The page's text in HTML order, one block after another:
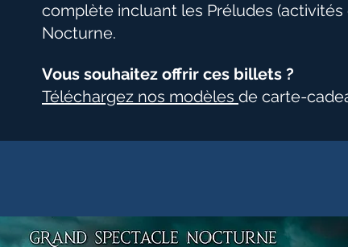
complète incluant les Préludes
Nocturne.
Vous souhaitez offrir ces billets ?
Téléchargez nos modèles de carte-